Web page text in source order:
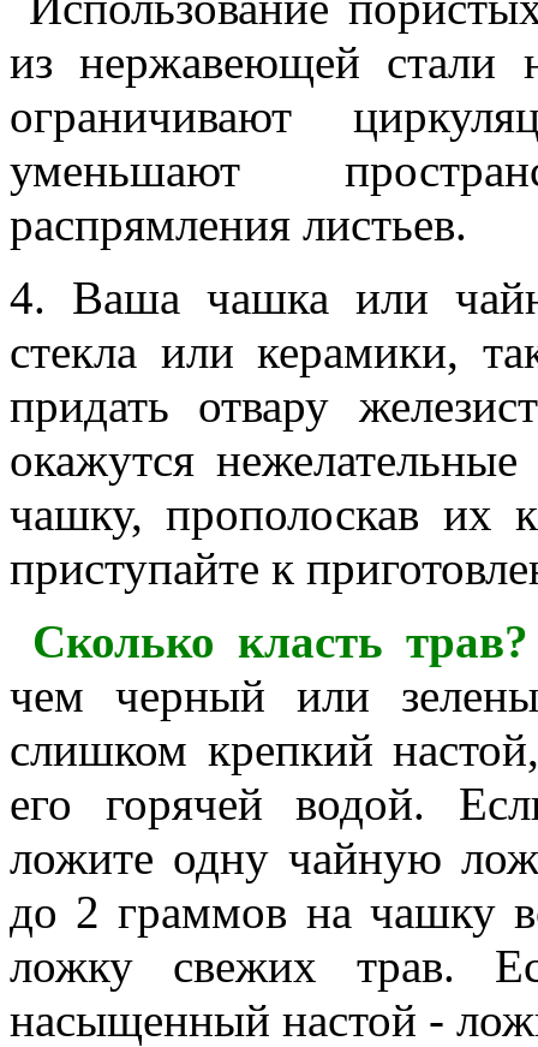
из нержавеющей стали
ограничивают
уменьшают
распрямления листьев.
4. Ваша чашка или
стекла или керамики,
придать отвару
окажутся
чашку, прополоскав их
приступайте к
Сколько класть трав?
чем черный или
слишком крепкий
его горячей водой.
ложите одну чайную
до 2 граммов на чашку
ложку свежих трав.
насыщенный настой -